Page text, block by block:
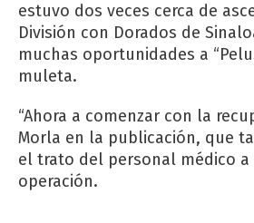
estuvo dos veces cerca de
División con Dorados de
muchas oportunidades a
muleta.
“Ahora a comenzar con la
Morla en la publicación, que
el trato del personal médico a
operación.